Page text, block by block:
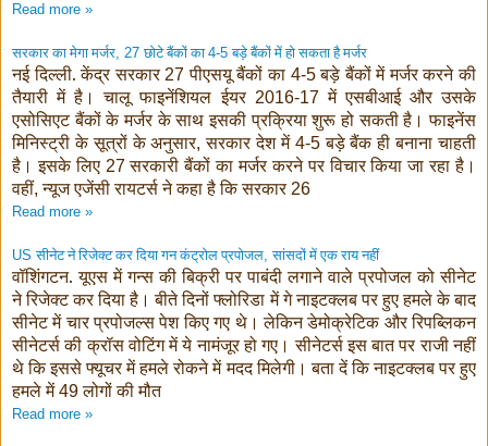
Read more »
सरकार का मेगा मर्जर, 27छोटे बैंकों का 4-5बड़े बैंकों में हो सकता है मर्जर
नई दिल्‍ली. केंद्र सरकार27 पीएसयू बैंकों का 4-5बड़े बैंकों में मर्जर करने की
तैयारी में है। चालू फाइनेंशियल ईयर 2016-17में एसबीआई और उसके
एसोसिएट बैंकों के मर्जर के साथ इसकी प्रक्रिया शुरू हो सकती है। फाइनेंस
मिनिस्‍ट्री के सूत्रों के अनुसार,सरकार देश में 4-5बड़े बैंक ही बनाना चाहती
है। इसके लिए 27सरकारी बैंकों का मर्जर करने पर विचार किया जा रहा है।
वहीं,न्‍यूज एजेंसी रायटर्स ने कहा है कि सरकार 26
Read more »
USसीनेट ने रिजेक्ट कर दिया गन कंट्रोल प्रपोजल,सांसदों में एक राय नहीं
वॉशिंगटन. यूएस में गन्स की बिक्री पर पाबंदी लगाने वाले प्रपोजल को सीनेट
ने रिजेक्ट कर दिया है। बीते दिनों फ्लोरिडा में गे नाइटक्लब पर हुए हमले के बाद
सीनेट में चार प्रपोजल्स पेश किए गए थे। लेकिन डेमोक्रेटिक और रिपब्लिकन
सीनेटर्स की क्रॉस वोटिंग में ये नामंजूर हो गए। सीनेटर्स इस बात पर राजी नहीं
थे कि इससे फ्यूचर में हमले रोकने में मदद मिलेगी। बता दें कि नाइटक्लब पर हुए
हमले में49लोगों की मौत
Read more »